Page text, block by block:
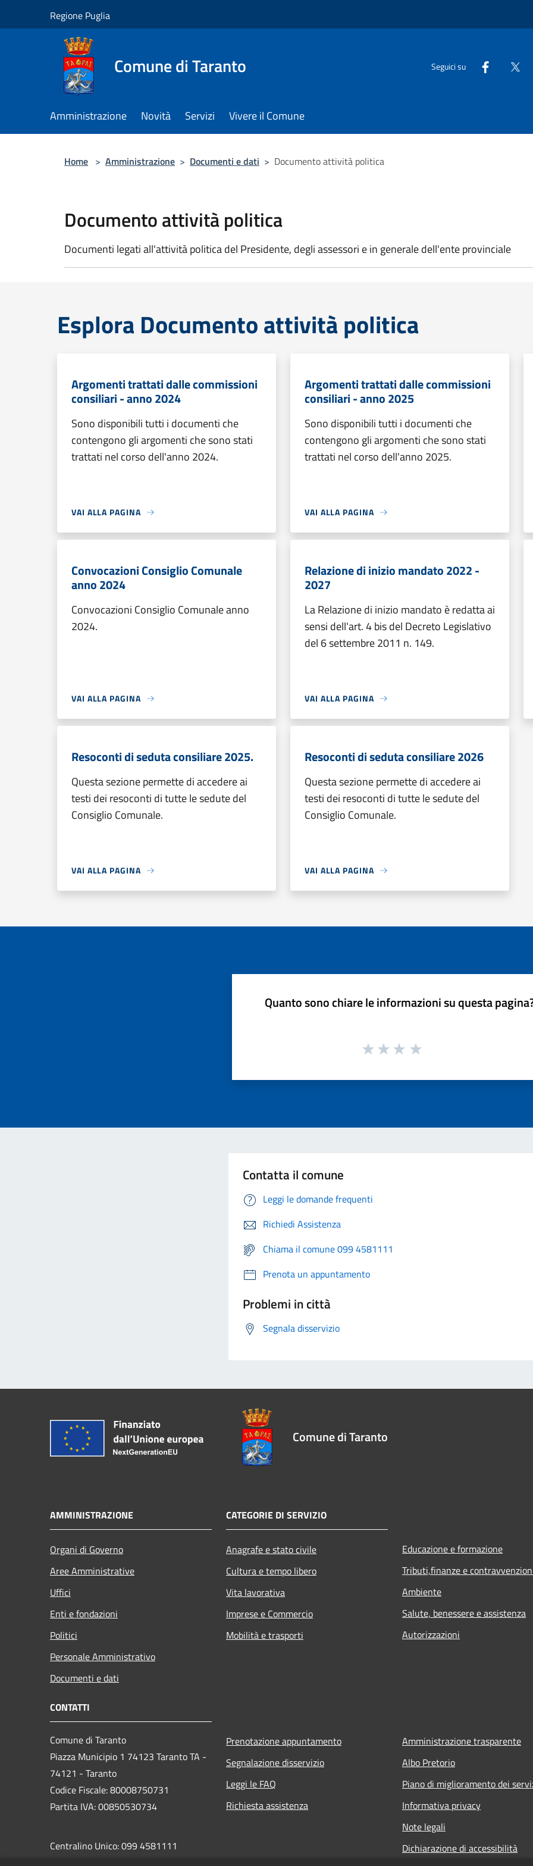
Regione Puglia
Comune di Taranto Seguici su
Amministrazione Novità Servizi Vivere il Comune
Home > Amministrazione > Documenti e dati > Documento attività politica
Documento attività politica
Documenti legati all'attività politica del Presidente, degli assessori e in generale dell'ente provinciale
Esplora Documento attività politica
Argomenti trattati dalle commissioni
consiliari - anno 2024
Sono disponibili tutti i documenti che
contengono gli argomenti che sono stati
trattati nel corso dell'anno 2024.
VAI ALLA PAGINA
Argomenti trattati dalle commissioni
consiliari - anno 2025
Sono disponibili tutti i documenti che
contengono gli argomenti che sono stati
trattati nel corso dell'anno 2025.
VAI ALLA PAGINA
Convocazioni Consiglio Comunale
anno 2024
Convocazioni Consiglio Comunale anno
2024.
VAI ALLA PAGINA
Relazione di inizio mandato 2022 -
2027
La Relazione di inizio mandato è redatta ai
sensi dell'art. 4 bis del Decreto Legislativo
del 6 settembre 2011 n. 149.
VAI ALLA PAGINA
Resoconti di seduta consiliare 2025.
Questa sezione permette di accedere ai
testi dei resoconti di tutte le sedute del
Consiglio Comunale.
VAI ALLA PAGINA
Resoconti di seduta consiliare 2026
Questa sezione permette di accedere ai
testi dei resoconti di tutte le sedute del
Consiglio Comunale.
VAI ALLA PAGINA
Quanto sono chiare le informazioni su questa
Contatta il comune
Leggi le domande frequenti
Richiedi Assistenza
Chiama il comune 099 4581111
Prenota un appuntamento
Problemi in città
Segnala disservizio
Comune di Taranto
AMMINISTRAZIONE
Organi di Governo
Aree Amministrative
Uffici
Enti e fondazioni
Politici
Personale Amministrativo
Documenti e dati
CATEGORIE DI SERVIZIO
Anagrafe e stato civile
Cultura e tempo libero
Vita lavorativa
Imprese e Commercio
Mobilità e trasporti
Educazione e formazione
Tributi,finanze e
Ambiente
Salute, benessere e assistenza
Autorizzazioni
CONTATTI
Comune di Taranto
Piazza Municipio 1 74123 Taranto TA -
74121 - Taranto
Codice Fiscale: 80008750731
Partita IVA: 00850530734
Centralino Unico: 099 4581111
Prenotazione appuntamento
Segnalazione disservizio
Leggi le FAQ
Richiesta assistenza
Amministrazione trasparente
Albo Pretorio
Piano di miglioramento dei
Informativa privacy
Note legali
Dichiarazione di accessibilità